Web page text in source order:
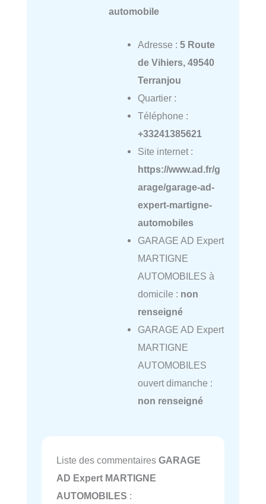
automobile
Adresse : 5 Route
de Vihiers, 49540
Terranjou
Quartier :
Téléphone :
+33241385621
Site internet :
https://www.ad.fr/g
arage/garage-ad-
expert-martigne-
automobiles
GARAGE AD Expert
MARTIGNE
AUTOMOBILES à
domicile : non
renseigné
GARAGE AD Expert
MARTIGNE
AUTOMOBILES
ouvert dimanche :
non renseigné
Liste des commentaires GARAGE
AD Expert MARTIGNE
AUTOMOBILES :